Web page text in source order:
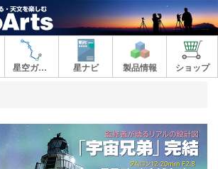
星空ガイド 星ナビ 製品情報 ショップ